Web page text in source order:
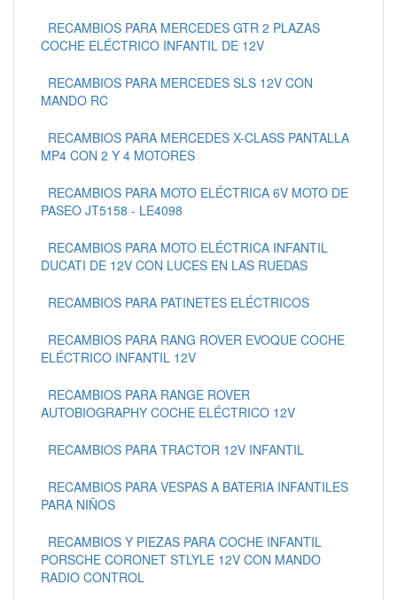
RECAMBIOS PARA MERCEDES GTR 2 PLAZAS
COCHE ELÉCTRICO INFANTIL DE 12V
RECAMBIOS PARA MERCEDES SLS 12V CON
MANDO RC
RECAMBIOS PARA MERCEDES X-CLASS PANTALLA
MP4 CON 2 Y 4 MOTORES
RECAMBIOS PARA MOTO ELÉCTRICA 6V MOTO DE
PASEO JT5158 - LE4098
RECAMBIOS PARA MOTO ELÉCTRICA INFANTIL
DUCATI DE 12V CON LUCES EN LAS RUEDAS
RECAMBIOS PARA PATINETES ELÉCTRICOS
RECAMBIOS PARA RANG ROVER EVOQUE COCHE
ELÉCTRICO INFANTIL 12V
RECAMBIOS PARA RANGE ROVER
AUTOBIOGRAPHY COCHE ELÉCTRICO 12V
RECAMBIOS PARA TRACTOR 12V INFANTIL
RECAMBIOS PARA VESPAS A BATERIA INFANTILES
PARA NIÑOS
RECAMBIOS Y PIEZAS PARA COCHE INFANTIL
PORSCHE CORONET STLYLE 12V CON MANDO
RADIO CONTROL